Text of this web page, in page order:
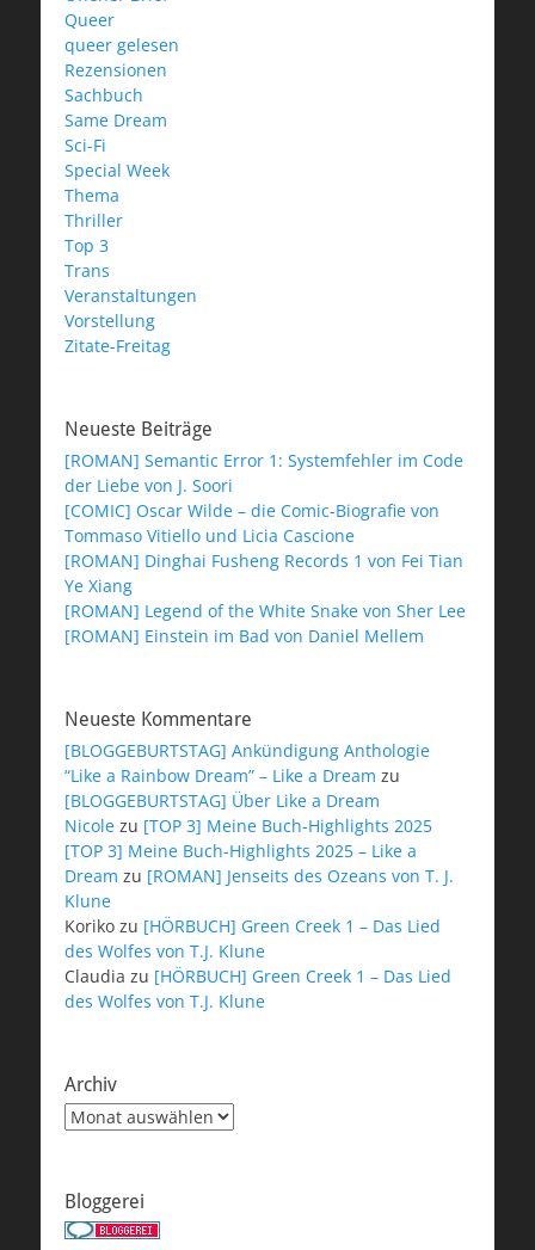
Queer
queer gelesen
Rezensionen
Sachbuch
Same Dream
Sci-Fi
Special Week
Thema
Thriller
Top 3
Trans
Veranstaltungen
Vorstellung
Zitate-Freitag
Neueste Beiträge
[ROMAN] Semantic Error 1: Systemfehler im Code
der Liebe von J. Soori
[COMIC] Oscar Wilde – die Comic-Biografie von
Tommaso Vitiello und Licia Cascione
[ROMAN] Dinghai Fusheng Records 1 von Fei Tian
Ye Xiang
[ROMAN] Legend of the White Snake von Sher Lee
[ROMAN] Einstein im Bad von Daniel Mellem
Neueste Kommentare
[BLOGGEBURTSTAG] Ankündigung Anthologie
“Like a Rainbow Dream” – Like a Dream zu
[BLOGGEBURTSTAG] Über Like a Dream
Nicole zu [TOP 3] Meine Buch-Highlights 2025
[TOP 3] Meine Buch-Highlights 2025 – Like a
Dream zu [ROMAN] Jenseits des Ozeans von T. J.
Klune
Koriko zu [HÖRBUCH] Green Creek 1 – Das Lied
des Wolfes von T.J. Klune
Claudia zu [HÖRBUCH] Green Creek 1 – Das Lied
des Wolfes von T.J. Klune
Archiv
Archiv
Bloggerei